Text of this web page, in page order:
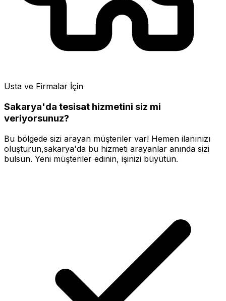
Usta ve Firmalar İçin
Sakarya'da tesisat hizmetini siz mi
veriyorsunuz?
Bu bölgede sizi arayan müşteriler var! Hemen ilanınızı
oluşturun,sakarya'da bu hizmeti arayanlar anında sizi
bulsun. Yeni müşteriler edinin, işinizi büyütün.